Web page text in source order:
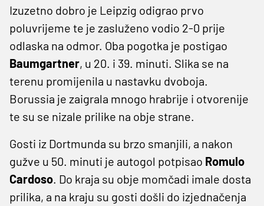
Izuzetno dobro je Leipzig odigrao prvo
poluvrijeme te je zasluženo vodio 2-0 prije
odlaska na odmor. Oba pogotka je postigao
Baumgartner, u 20. i 39. minuti. Slika se na
terenu promijenila u nastavku dvoboja.
Borussia je zaigrala mnogo hrabrije i otvorenije
te su se nizale prilike na obje strane.
Gosti iz Dortmunda su brzo smanjili, a nakon
gužve u 50. minuti je autogol potpisao Romulo
Cardoso. Do kraja su obje momčadi imale dosta
prilika, a na kraju su gosti došli do izjednačenja